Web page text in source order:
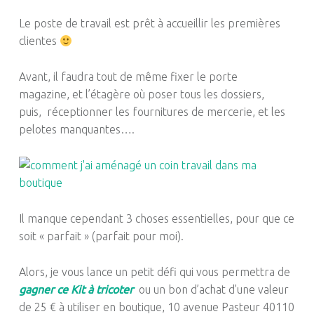
Le poste de travail est prêt à accueillir les premières
clientes
Avant, il faudra tout de même fixer le porte
magazine, et l’étagère où poser tous les dossiers,
puis, réceptionner les fournitures de mercerie, et les
pelotes manquantes….
Il manque cependant 3 choses essentielles, pour que ce
soit « parfait » (parfait pour moi).
Alors, je vous lance un petit défi qui vous permettra de
gagner ce Kit à tricoterou un bon d’achat d’une valeur
de 25 € à utiliser en boutique, 10 avenue Pasteur 40110